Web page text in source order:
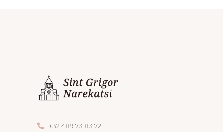
+32 489 73 83 72